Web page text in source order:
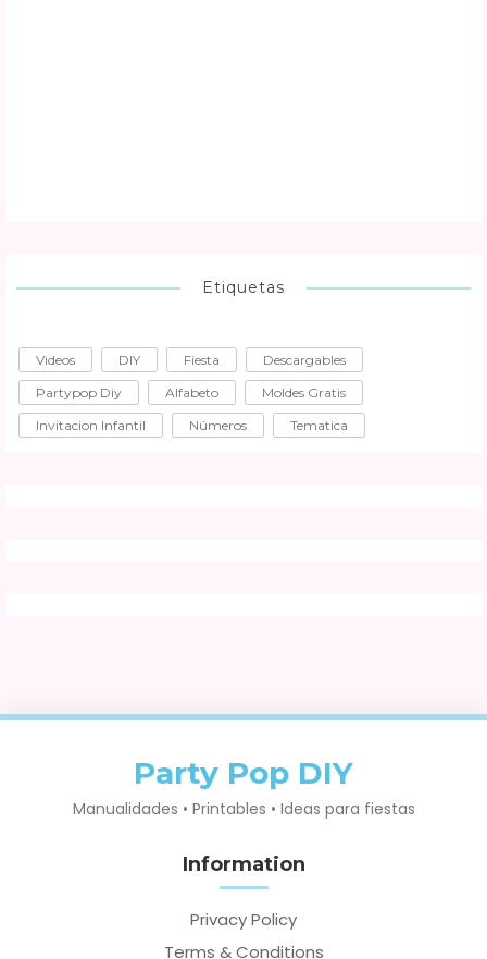
Etiquetas
Videos DIY Fiesta
Descargables
Partypop Diy
Alfabeto
Moldes Gratis
Invitacion Infantil
Números Tematica
Party Pop DIY
Manualidades • Printables • Ideas para fiestas
Information
Privacy Policy
Terms & Conditions